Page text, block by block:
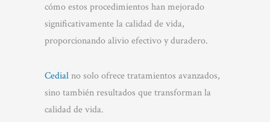
cómo estos procedimientos han mejorado
significativamente la calidad de vida,
proporcionando alivio efectivo y duradero.
Cedialno solo ofrece tratamientos avanzados,
sino también resultados que transforman la
calidad de vida.